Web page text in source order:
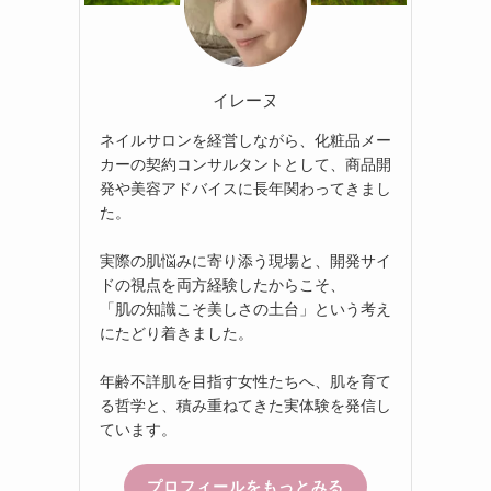
イレーヌ
ネイルサロンを経営しながら、化粧品メー
カーの契約コンサルタントとして、商品開
発や美容アドバイスに長年関わってきまし
た。
実際の肌悩みに寄り添う現場と、開発サイ
ドの視点を両方経験したからこそ、
「肌の知識こそ美しさの土台」という考え
にたどり着きました。
年齢不詳肌を目指す女性たちへ、肌を育て
る哲学と、積み重ねてきた実体験を発信し
ています。
プロフィールをもっとみる